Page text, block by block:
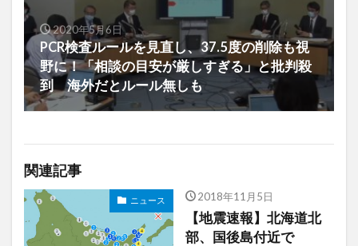
2020年5月6日
PCR検査ルールを見直し、37.5度の削除も視
野に！「相談の目安が厳しすぎる」と批判殺
到 海外だとルール無しも
関連記事
ニュース 2018年11月5日
【地震速報】北海道北
部、国後島付近で